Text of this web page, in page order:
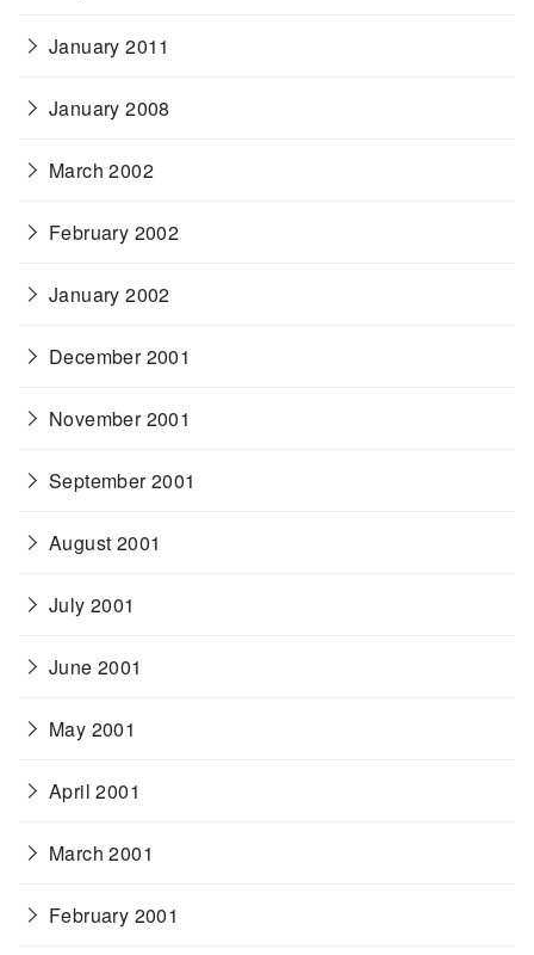
January 2011
January 2008
March 2002
February 2002
January 2002
December 2001
November 2001
September 2001
August 2001
July 2001
June 2001
May 2001
April 2001
March 2001
February 2001